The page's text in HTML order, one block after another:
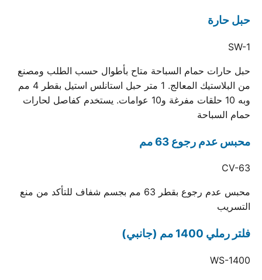
حبل حارة
SW-1
حبل حارات حمام السباحة متاح بأطوال حسب الطلب ومصنع
من البلاستيك المعالج. 1 متر حبل استانلس استيل بقطر 4 مم
وبه 10 حلقات مفرغة و10 عوامات. يستخدم كفاصل لحارات
حمام السباحة
محبس عدم رجوع 63 مم
CV-63
محبس عدم رجوع بقطر 63 مم بجسم شفاف للتأكد من منع
التسريب
فلتر رملي 1400 مم (جانبي)
WS-1400